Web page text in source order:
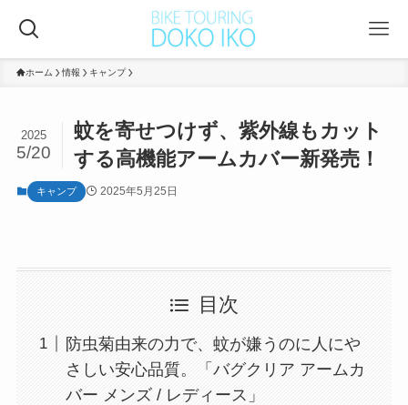
ホーム 情報 キャンプ
蚊を寄せつけず、紫外線もカット
する高機能アームカバー新発売！
2025
5/20
キャンプ 2025年5月25日
目次
防虫菊由来の力で、蚊が嫌うのに人にや
さしい安心品質。「バグクリア アームカ
バー メンズ / レディース」